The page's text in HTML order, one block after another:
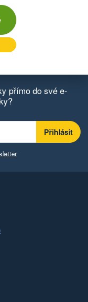
přímo do své e-